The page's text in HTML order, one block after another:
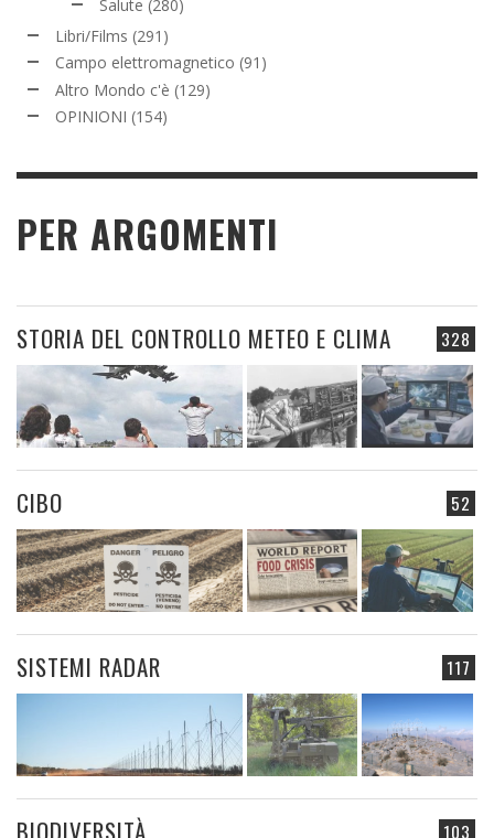
Salute (280)
Libri/Films (291)
Campo elettromagnetico (91)
Altro Mondo c'è (129)
OPINIONI (154)
PER ARGOMENTI
328
STORIA DEL CONTROLLO METEO E CLIMA
52
CIBO
117
SISTEMI RADAR
103
BIODIVERSITÀ